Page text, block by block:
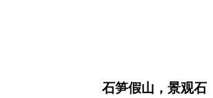
石笋假山，景观石